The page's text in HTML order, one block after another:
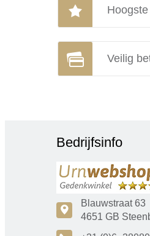
Veilig
Bedrijfsinfo
c
Blauwstraat 63
4651 GB